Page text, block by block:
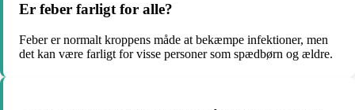
Er feber farligt for alle?
Feber er normalt kroppens måde at bekæmpe infektioner, men
det kan være farligt for visse personer som spædbørn og ældre.